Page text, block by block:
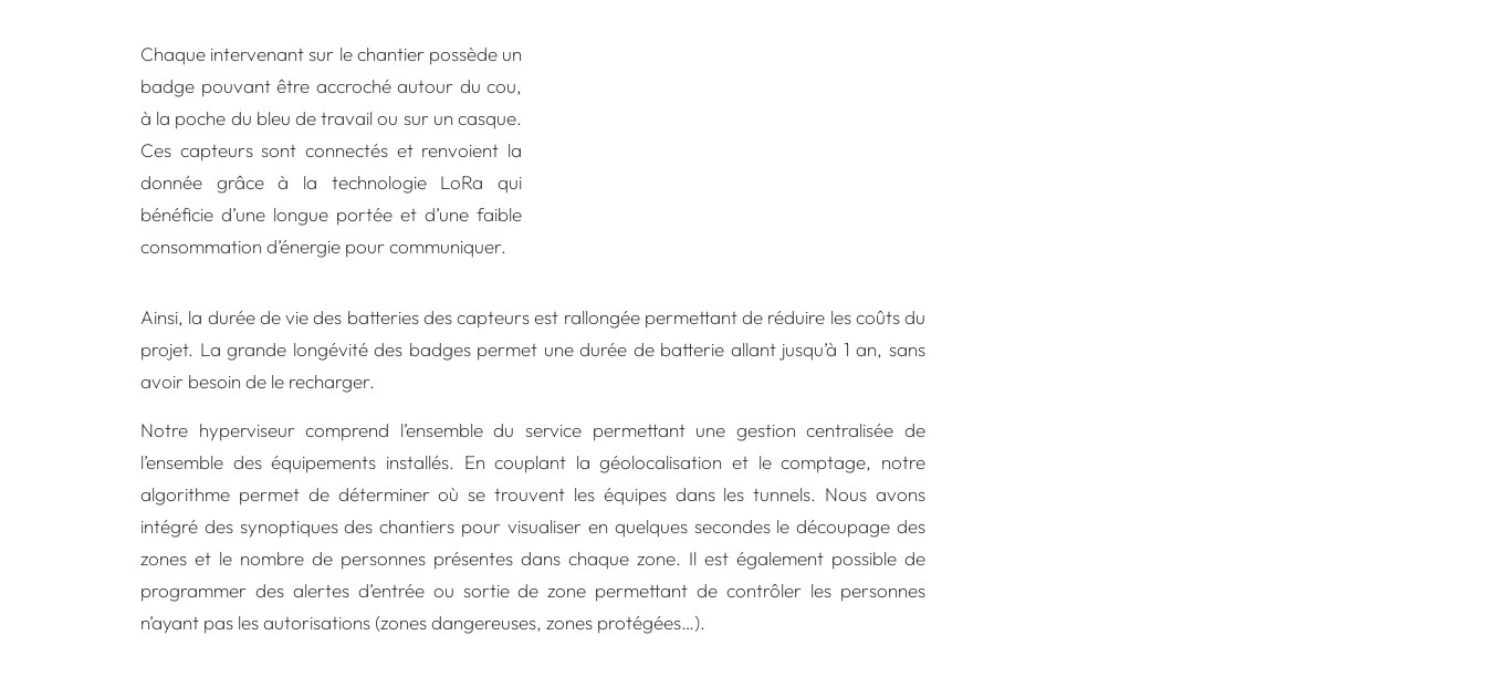
Chaque intervenant sur le chantier possède un
badge pouvant être accroché autour du cou,
à la poche du bleu de travail ou sur un casque.
Ces capteurs sont connectés et renvoient la
donnée grâce à la technologie LoRa qui
bénéficie d’une longue portée et d’une faible
consommation d’énergie pour communiquer.
Ainsi, la durée de vie des batteries des capteurs est rallongée permettant de réduire les coûts du
projet. La grande longévité des badges permet une durée de batterie allant jusqu’à 1 an, sans
avoir besoin de le recharger.
Notre hyperviseur comprend l’ensemble du service permettant une gestion centralisée de
l’ensemble des équipements installés. En couplant lagéolocalisation et le comptage, notre
algorithme permet de déterminer où se trouvent les équipes dans les tunnels. Nous avons
intégré des synoptiques des chantiers pour visualiser en quelques secondes le découpage des
zones et le nombre de personnes présentes dans chaque zone. Il est également possible de
programmer des alertes d’entrée ou sortie de zone permettant de contrôler les personnes
n’ayant pas les autorisations (zones dangereuses, zones protégées…).